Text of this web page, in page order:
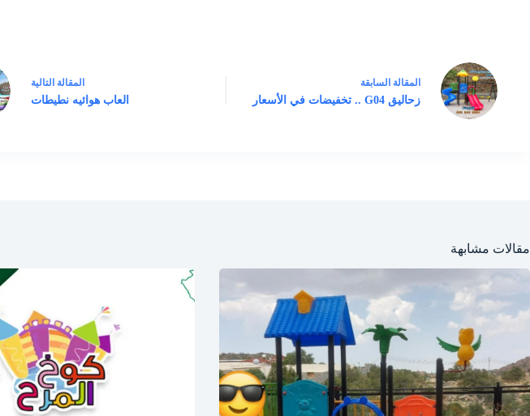
المقالة السابقة
زحاليق G04 .. تخفيضات في الأسعار
المقالة التالية
العاب هوائيه نطيطات
مقالات مشابهة